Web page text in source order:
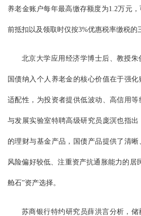
养老金账户每年最高缴存额度为1.2万元
前抵扣以及领取时仅按3%优惠税率缴税的
北京大学应用经济学博士后、教授
国债纳入个人养老金的核心价值在于强
适配性，为投资者提供低波动、高信用
与发展实验室特聘高级研究员庞溟也指
的理财与基金产品，国债产品提供了清
风险偏好较低、注重资产抗通胀能力的居
舱石”资产选择。
苏商银行特约研究员薛洪言分析，